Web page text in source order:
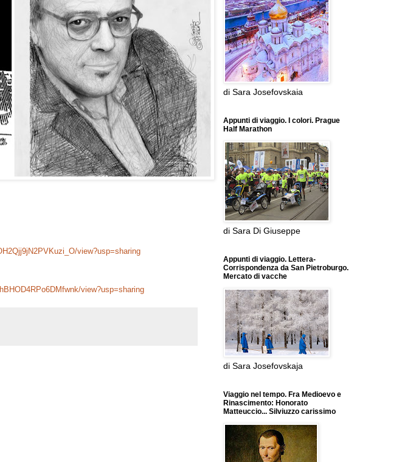
view?usp=sharing
view?usp=sharing
di Sara Josefovskaia
Appunti di viaggio. I colori. Prague
Half Marathon
di Sara Di Giuseppe
Appunti di viaggio. Lettera-
Corrispondenza da San Pietroburgo.
Mercato di vacche
di Sara Josefovskaja
Viaggio nel tempo. Fra Medioevo e
Rinascimento: Honorato
Matteuccio... Silviuzzo carissimo